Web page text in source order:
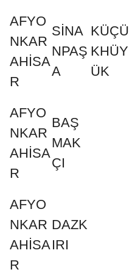
AFYO
NKAR
AHİSA
R
SİNA
NPAŞ
A
KÜÇÜ
KHÜY
ÜK
AFYO
NKAR
AHİSA
R
BAŞ
MAK
ÇI
AFYO
NKAR
AHİSA
R
DAZK
IRI